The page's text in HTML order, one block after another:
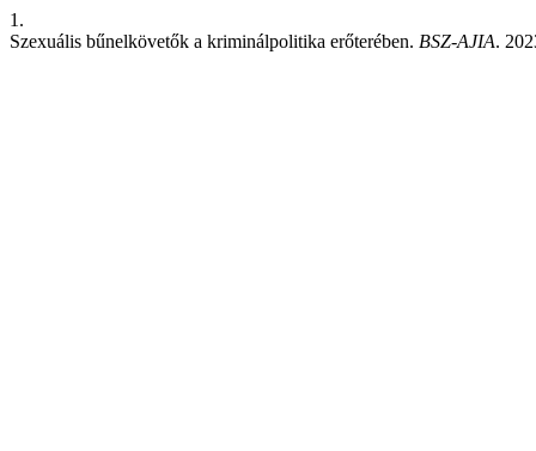
1.
Szexuális bűnelkövetők a kriminálpolitika erőterében. BSZ-AJIA.